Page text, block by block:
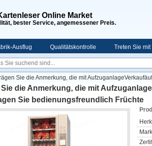
Online Market
bester Service, angemessener Preis.
Ausflug Qualitätskontrolle Treten Sie
Sie die Anmerkung, die mit
die Anmerkung, die mit
Sie bedienungsfreundlich Früchte